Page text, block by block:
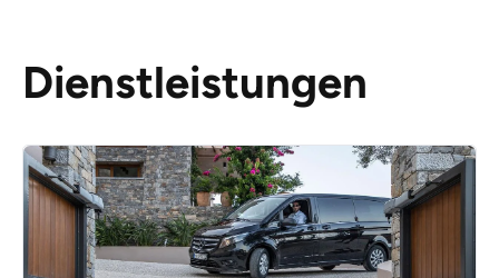
Dienstleistungen